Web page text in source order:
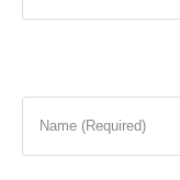
Name (Required)